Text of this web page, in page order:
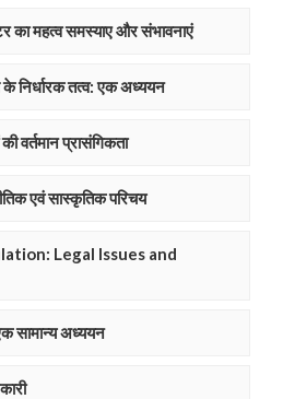
का महत्व समस्याए और संभावनाएं
निर्धारक तत्व: एक अध्ययन
वर्तमान प्रासंगिकता
एवं सास्कृतिक परिचय
Legal Issues and
सामान्य अध्ययन